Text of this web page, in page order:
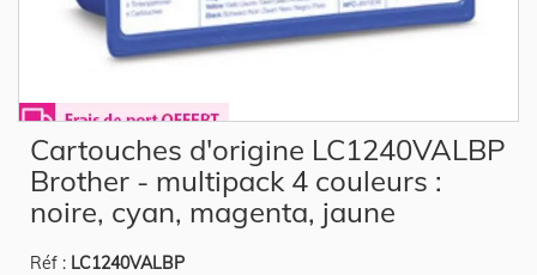
the
beginning
the
gallery
Cartouches d'origine LC1240VALBP
Brother - multipack 4 couleurs :
noire, cyan, magenta, jaune
Réf : LC1240VALBP